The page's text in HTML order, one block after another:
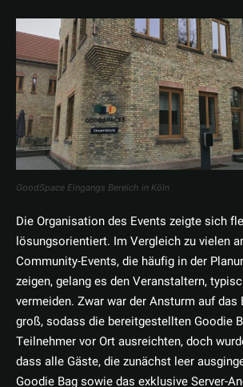
GoodSpace Eingangs Bereich in Köln
Die Organisation des Events zeigte sich
lösungsorientiert. Im Vergleich zu vielen
Community-Events, die häufig in der
zeigen, gelang es den Veranstaltern,
vermeiden. Zwar war der Ansturm auf das
groß, sodass die bereitgestellten Goodie
Teilnehmer vor Ort ausreichten, doch
dass alle Gäste, die zunächst leer
Goodie Bag sowie das exklusive Server-